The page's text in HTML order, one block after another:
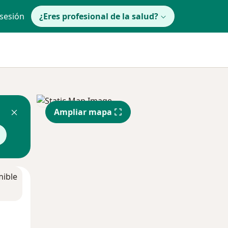
¿Eres profesional de la salud?
Ampliar mapa